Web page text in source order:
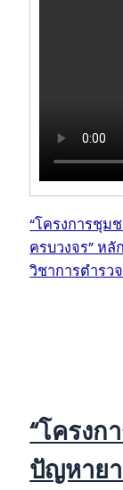
“โครงการชุม
ครบวงจร” ห
วิชาการตำรว
“โครงก
ปัญหาย